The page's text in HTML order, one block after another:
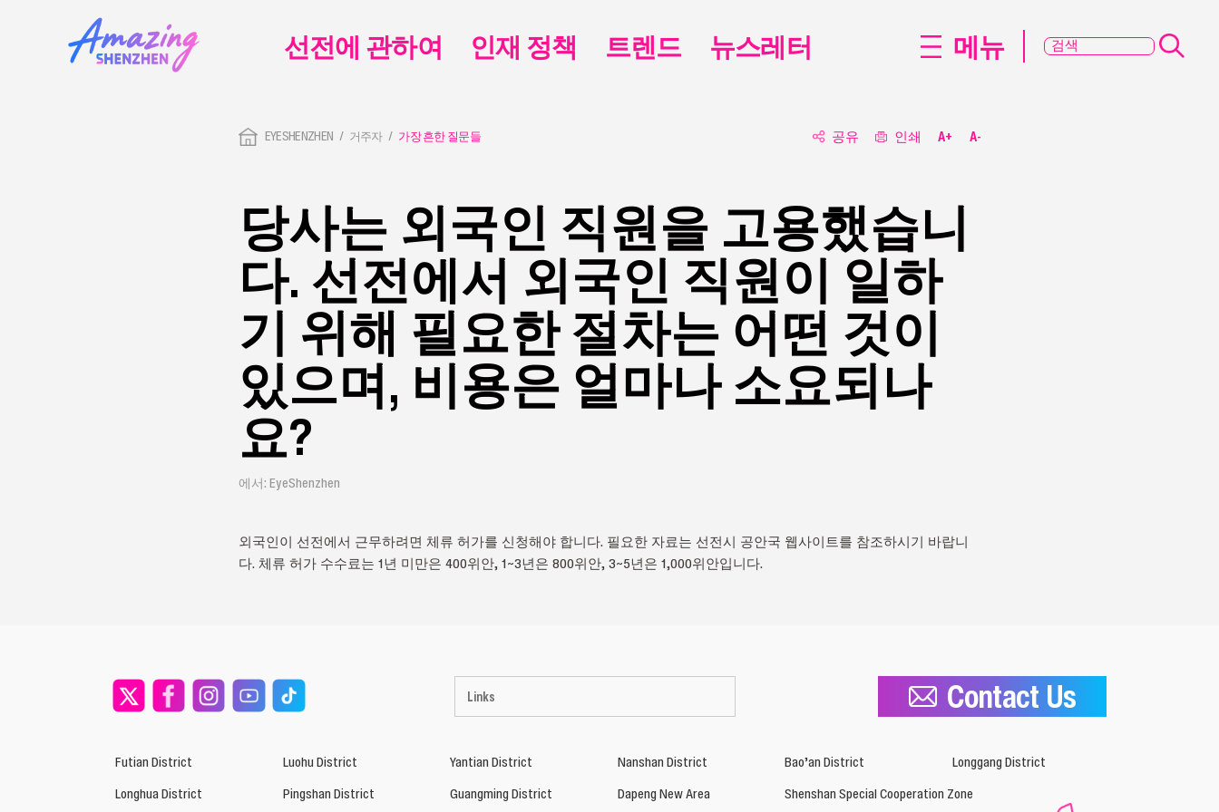
EYESHENZHEN 거주자 가장 흔한 질문들 공유 인쇄 A+ A-
당사는 외국인 직원을 고용했습니
다. 선전에서 외국인 직원이 일하
기 위해 필요한 절차는 어떤 것이
있으며, 비용은 얼마나 소요되나
요?
에서: EyeShenzhen
외국인이 선전에서 근무하려면 체류 허가를 신청해야 합니다. 필요한 자료는 선전시 공안국 웹사이트를 참조하시기 바랍니
다. 체류 허가 수수료는 1년 미만은 400위안, 1~3년은 800위안, 3~5년은 1,000위안입니다.
선전에 관하여 인재 정책 트렌드 뉴스레터 메뉴
Links Contact Us
Futian District Luohu District Yantian District Nanshan District Bao’an District
Longgang District
Longhua District
Pingshan District Guangming District Dapeng New Area Shenshan Special Cooperation Zone